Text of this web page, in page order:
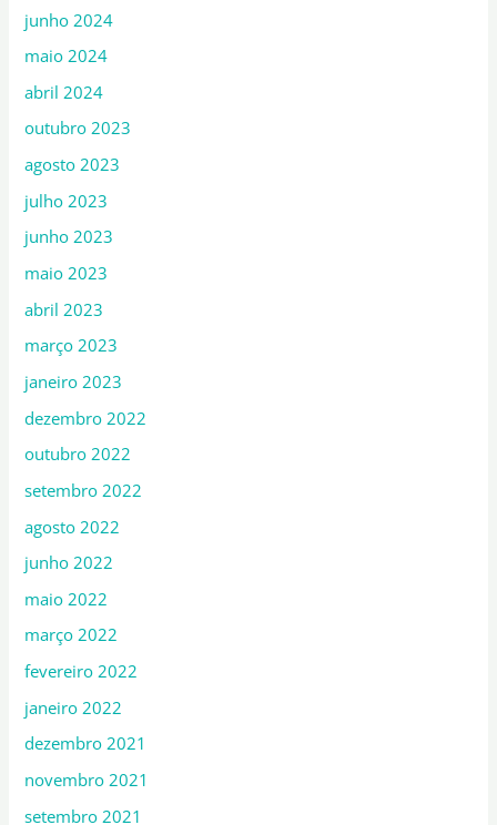
junho 2024
maio 2024
abril 2024
outubro 2023
agosto 2023
julho 2023
junho 2023
maio 2023
abril 2023
março 2023
janeiro 2023
dezembro 2022
outubro 2022
setembro 2022
agosto 2022
junho 2022
maio 2022
março 2022
fevereiro 2022
janeiro 2022
dezembro 2021
novembro 2021
setembro 2021